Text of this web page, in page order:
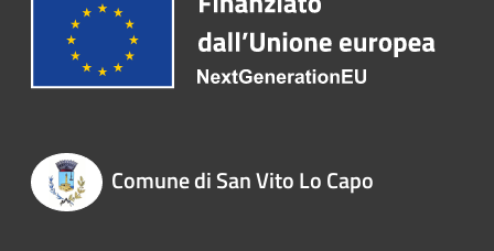
Comune di San Vito Lo Capo